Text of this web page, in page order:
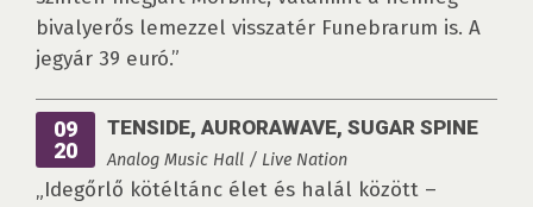
bivalyerős lemezzel visszatér Funebrarum is. A
jegyár 39 euró.”
09
20
TENSIDE, AURORAWAVE, SUGAR SPINE
Analog Music Hall / Live Nation
„Idegőrlő kötéltánc élet és halál között –